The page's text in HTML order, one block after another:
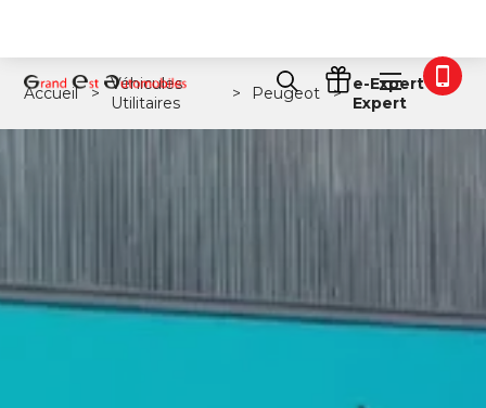
Accueil
Véhicules
Utilitaires
Peugeot
e-Expert &
Expert